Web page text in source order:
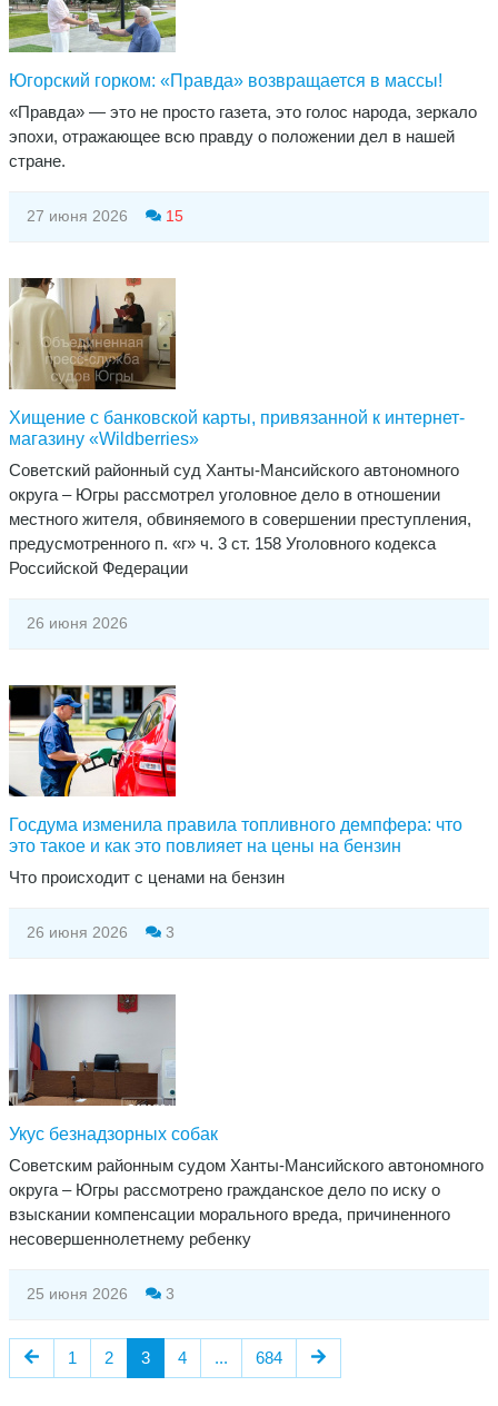
Югорский горком: «Правда» возвращается в массы!
«Правда» — это не просто газета, это голос народа, зеркало
эпохи, отражающее всю правду о положении дел в нашей
стране.
27 июня 2026 15
Хищение с банковской карты, привязанной к интернет-
магазину «Wildberries»
​Советский районный суд Ханты-Мансийского автономного
округа – Югры рассмотрел уголовное дело в отношении
местного жителя, обвиняемого в совершении преступления,
предусмотренного п. «г» ч. 3 ст. 158 Уголовного кодекса
Российской Федерации
26 июня 2026
Госдума изменила правила топливного демпфера: что
это такое и как это повлияет на цены на бензин
Что происходит с ценами на бензин
26 июня 2026 3
Укус безнадзорных собак
Советским районным судом Ханты-Мансийского автономного
округа – Югры рассмотрено гражданское дело по иску о
взыскании компенсации морального вреда, причиненного
несовершеннолетнему ребенку
25 июня 2026 3
1 2 3 4 ... 684